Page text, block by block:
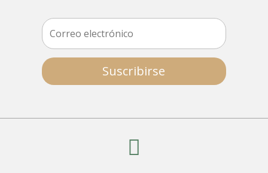
Suscribirse
